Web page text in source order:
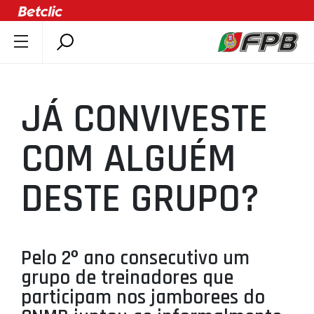
DOCUMENTOS
ÚLTIMAS
COMPETIÇÕES
ASSOCIAÇÕES
CLUBES
AGENTES
SELEÇÕES
MINIBASQUETE
JÁ CONVIVESTE
COM ALGUÉM
DESTE GRUPO?
Pelo 2º ano consecutivo um
grupo de treinadores que
participam nos jamborees do